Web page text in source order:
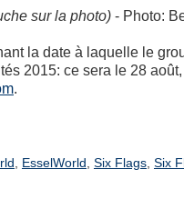
sur la photo) - Photo:
la date à laquelle le
2015: ce sera le 28
.
EsselWorld Six Flags, Six